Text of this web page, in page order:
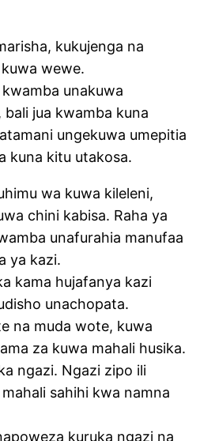
kukujenga na
wewe.
unakuwa
jua kwamba kuna
ungekuwa umepitia
kuna kitu utakosa.
wa kuwa kileleni,
chini kabisa. Raha ya
unafurahia manufaa
ya kazi.
kama hujafanya kazi
unachopata.
na muda wote, kuwa
za kuwa mahali husika.
ngazi. Ngazi zipo ili
sahihi kwa namna
kuruka ngazi na